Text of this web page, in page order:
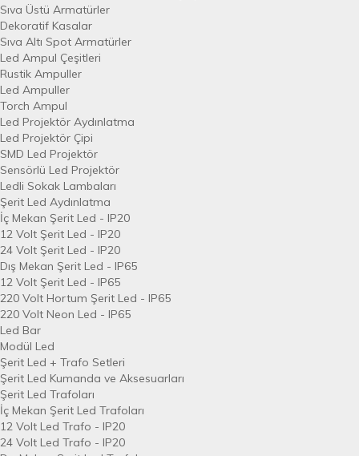
Sıva Üstü Armatürler
Dekoratif Kasalar
Sıva Altı Spot Armatürler
Led Ampul Çeşitleri
Rustik Ampuller
Led Ampuller
Torch Ampul
Led Projektör Aydınlatma
Led Projektör Çipi
SMD Led Projektör
Sensörlü Led Projektör
Ledli Sokak Lambaları
Şerit Led Aydınlatma
İç Mekan Şerit Led - IP20
12 Volt Şerit Led - IP20
24 Volt Şerit Led - IP20
Dış Mekan Şerit Led - IP65
12 Volt Şerit Led - IP65
220 Volt Hortum Şerit Led - IP65
220 Volt Neon Led - IP65
Led Bar
Modül Led
Şerit Led + Trafo Setleri
Şerit Led Kumanda ve Aksesuarları
Şerit Led Trafoları
İç Mekan Şerit Led Trafoları
12 Volt Led Trafo - IP20
24 Volt Led Trafo - IP20